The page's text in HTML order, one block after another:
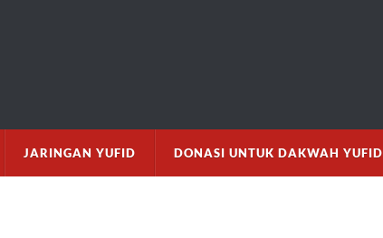
JARINGAN YUFID DONASI UNTUK DAKWAH YUFID